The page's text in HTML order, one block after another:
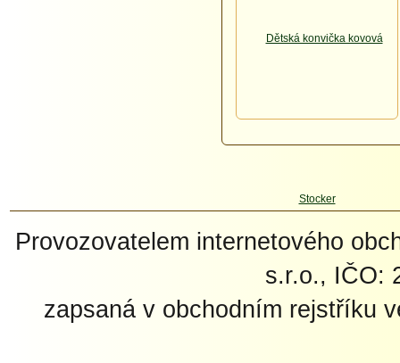
Provozovatelem internetového
s.r.o., IČO:
zapsaná v obchodním rejstříku